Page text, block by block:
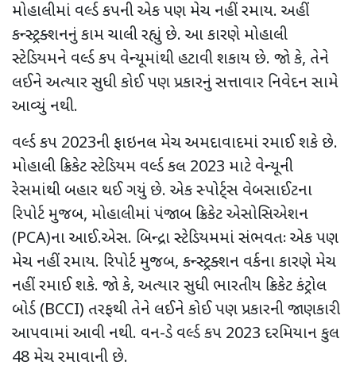
મોહાલીમાં વર્લ્ડ કપની એક પણ મેચ નહીં રમાય. અહીં
કન્સ્ટ્રક્શનનું કામ ચાલી રહ્યું છે. આ કારણે મોહાલી
સ્ટેડિયમને વર્લ્ડ કપ વેન્યૂમાંથી હટાવી શકાય છે. જો કે, તેને
લઈને અત્યાર સુધી કોઈ પણ પ્રકારનું સત્તાવાર નિવેદન સામે
આવ્યું નથી.
વર્લ્ડ કપ 2023ની ફાઇનલ મેચ અમદાવાદમાં રમાઈ શકે છે.
મોહાલી ક્રિકેટ સ્ટેડિયમ વર્લ્ડ કલ 2023 માટે વેન્યૂની
રેસમાંથી બહાર થઈ ગયું છે. એક સ્પોર્ટ્સ વેબસાઈટના
રિપોર્ટ મુજબ, મોહાલીમાં પંજાબ ક્રિકેટ એસોસિએશન
(PCA)ના આઈ.એસ. બિન્દ્રા સ્ટેડિયમમાં સંભવતઃ એક પણ
મેચ નહીં રમાય. રિપોર્ટ મુજબ, કન્સ્ટ્રક્શન વર્કના કારણે મેચ
નહીં રમાઈ શકે. જો કે, અત્યાર સુધી ભારતીય ક્રિકેટ કંટ્રોલ
બોર્ડ (BCCI) તરફથી તેને લઈને કોઈ પણ પ્રકારની જાણકારી
આપવામાં આવી નથી. વન-ડે વર્લ્ડ કપ 2023 દરમિયાન કુલ
48 મેચ રમાવાની છે.